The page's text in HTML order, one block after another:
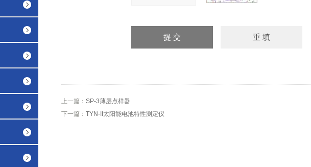
上一篇： SP-3薄层点样器
下一篇： TYN-II太阳能电池特性测定仪